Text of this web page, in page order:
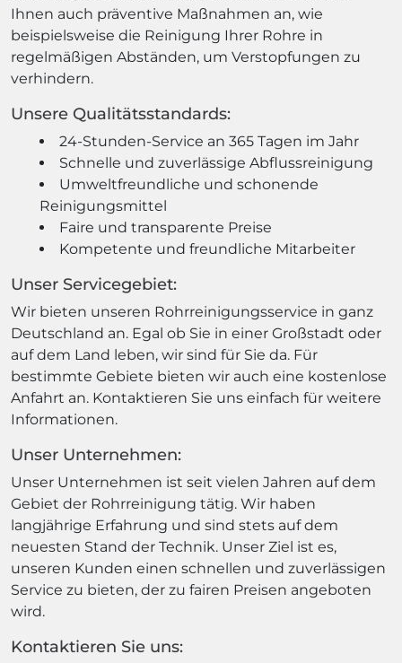
Ihnen auch präventive Maßnahmen an, wie
beispielsweise die Reinigung Ihrer Rohre in
regelmäßigen Abständen, um Verstopfungen zu
verhindern.
Unsere Qualitätsstandards:
24-Stunden-Service an 365 Tagen im Jahr
Schnelle und zuverlässige Abflussreinigung
Umweltfreundliche und schonende
Reinigungsmittel
Faire und transparente Preise
Kompetente und freundliche Mitarbeiter
Unser Servicegebiet:
Wir bieten unseren Rohrreinigungsservice in ganz
Deutschland an. Egal ob Sie in einer Großstadt oder
auf dem Land leben, wir sind für Sie da. Für
bestimmte Gebiete bieten wir auch eine kostenlose
Anfahrt an. Kontaktieren Sie uns einfach für weitere
Informationen.
Unser Unternehmen:
Unser Unternehmen ist seit vielen Jahren auf dem
Gebiet der Rohrreinigung tätig. Wir haben
langjährige Erfahrung und sind stets auf dem
neuesten Stand der Technik. Unser Ziel ist es,
unseren Kunden einen schnellen und zuverlässigen
Service zu bieten, der zu fairen Preisen angeboten
wird.
Kontaktieren Sie uns: